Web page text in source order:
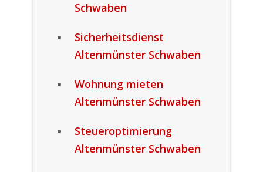
Schwaben
Sicherheitsdienst
Altenmünster Schwaben
Wohnung mieten
Altenmünster Schwaben
Steueroptimierung
Altenmünster Schwaben